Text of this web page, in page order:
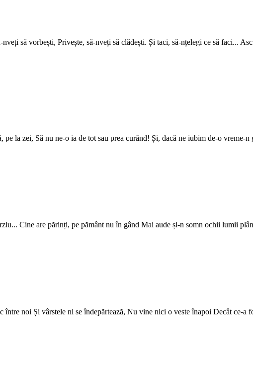
să vorbești, Privește, să-nveți să clădești. Și taci, să-nțelegi ce să faci...
la zei, Să nu ne-o ia de tot sau prea curând! Și, dacă ne iubim de-o vreme-
Cine are părinți, pe pământ nu în gând Mai aude și-n somn ochii lumii
noi Și vârstele ni se îndepărtează, Nu vine nici o veste înapoi Decât ce-a